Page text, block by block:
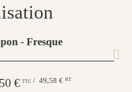
- Fresque
€ TTC / 49,58 € HT